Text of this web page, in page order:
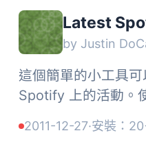
Latest
by Justin
這個簡單的小工具
Spotify 上的活動。
您在 Spotify 應用上
2011-12-27·安裝：